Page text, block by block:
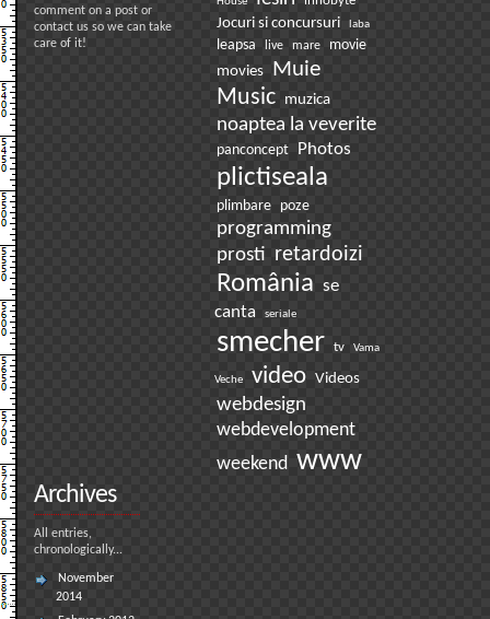
comment on a post or
contact us so we can take
care of it!
Jocuri si concursuri laba
leapsa live mare movie
movies
Muie
Music
muzica
noaptea la veverite
panconcept Photos
plictiseala
plimbare poze
programming
prosti retardoizi
România se
canta
seriale
smecher tv Vama
Veche video Videos
webdesign
webdevelopment
weekend www
Archives
All entries,
chronologically...
November
2014